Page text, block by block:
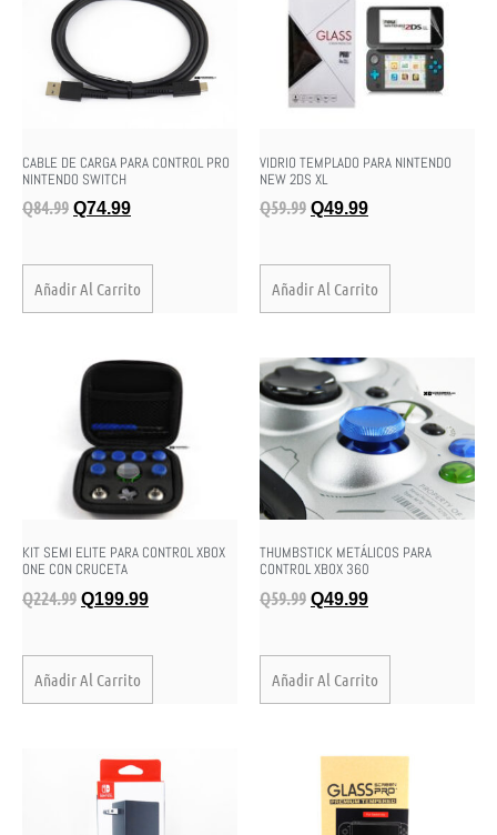
CABLE DE CARGA PARA CONTROL PRO
NINTENDO SWITCH
Q84.99 Q74.99
Añadir Al Carrito
VIDRIO TEMPLADO PARA NINTENDO
NEW 2DS XL
Q59.99 Q49.99
Añadir Al Carrito
KIT SEMI ELITE PARA CONTROL XBOX
ONE CON CRUCETA
Q224.99 Q199.99
Añadir Al Carrito
THUMBSTICK METÁLICOS PARA
CONTROL XBOX 360
Q59.99 Q49.99
Añadir Al Carrito